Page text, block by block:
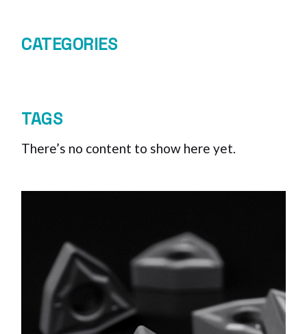
CATEGORIES
TAGS
There’s no content to show here yet.